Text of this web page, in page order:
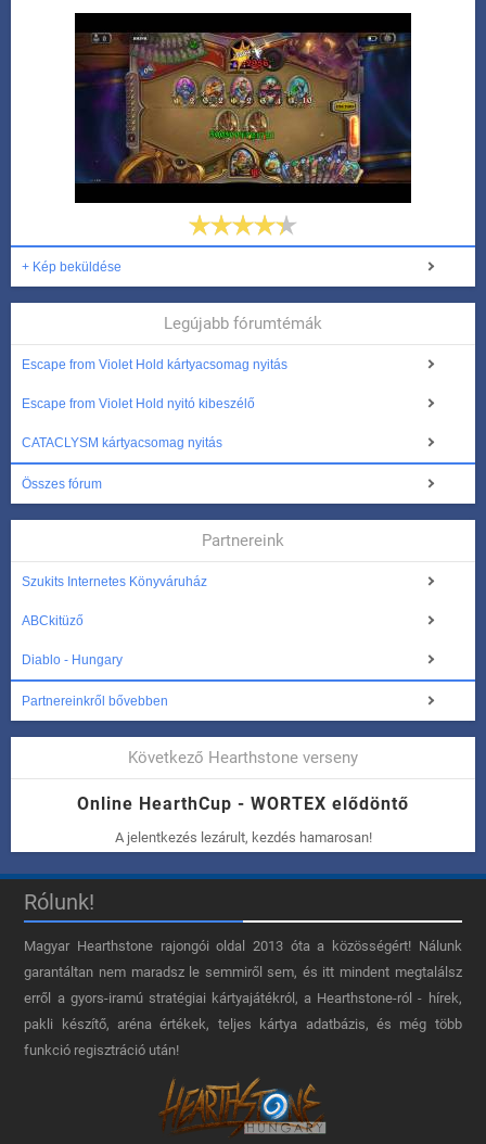
+ Kép beküldése
Legújabb fórumtémák
Escape from Violet Hold kártyacsomag nyitás
Escape from Violet Hold nyitó kibeszélő
CATACLYSM kártyacsomag nyitás
Összes fórum
Partnereink
Szukits Internetes Könyváruház
ABCkitüző
Diablo - Hungary
Partnereinkről bővebben
Következő Hearthstone verseny
Online HearthCup - WORTEX elődöntő
A jelentkezés lezárult, kezdés hamarosan!
Rólunk!
Magyar Hearthstone​ rajongói oldal 2013 óta a közösségért! Nálunk
garantáltan nem maradsz le semmiről sem, és itt mindent megtalálsz
erről a gyors-iramú stratégiai kártyajátékról, a Hearthstone-ról - hírek,
pakli készítő, aréna értékek, teljes kártya adatbázis, és még több
funkció regisztráció után!